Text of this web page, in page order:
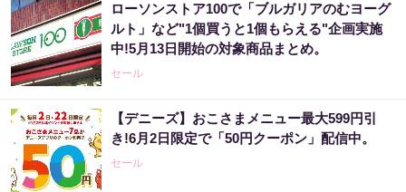
宝くじの“運任せ”から抜けた人だけ変わる
PR（合同会社デジタルファーム ）
宝くじの“運任せ”から抜けた人だけ変わる
PR（合同会社デジタルファーム ）
ローソンストア100で「ブルガリアのむヨーグ
ルト」など"1個買うと1個もらえる"企画実施
中!5月13日開始の対象商品まとめ。
セール
【デニーズ】おこさまメニュー最大599円引
き!6月2日限定で「50円クーポン」配信中。
セール